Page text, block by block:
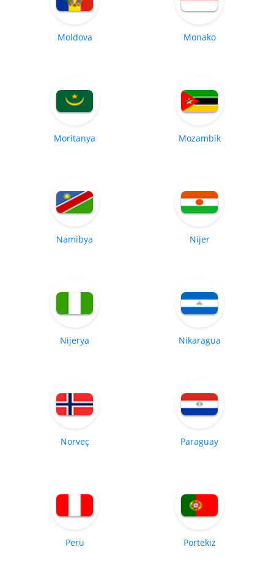
Moldova Monako
Moritanya Mozambik
Namibya Nijer
Nijerya Nikaragua
Norveç Paraguay
Peru Portekiz